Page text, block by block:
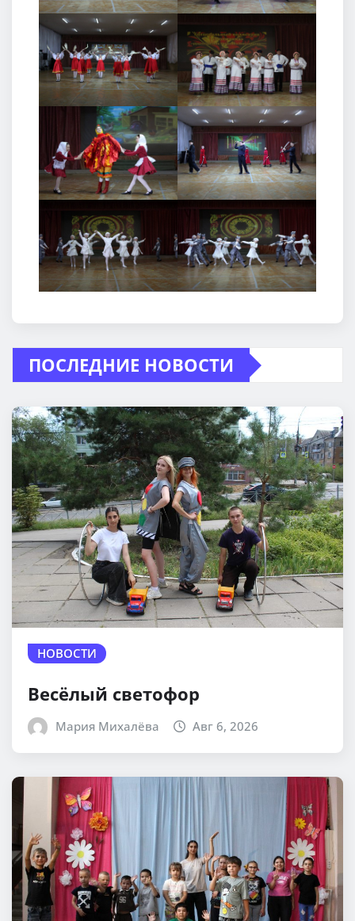
ПОСЛЕДНИЕ НОВОСТИ
НОВОСТИ
Весёлый светофор
Мария Михалёва Авг 6, 2026